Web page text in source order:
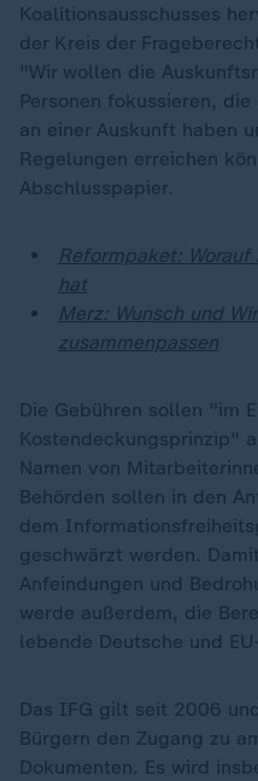
Koalitionsausschusses
der Kreis der
"Wir wollen die
Personen fokussieren,
an einer Auskunft haben
Regelungen erreichen
Abschlusspapier.
Reformpaket:
hat
Merz: Wunsch und
zusammenpassen
Die Gebühren sollen "im
Kostendeckungsprinzip"
Namen von
Behörden sollen in den
dem
geschwärzt werden.
Anfeindungen und
werde außerdem, die
lebende Deutsche und
Das IFG gilt seit 2006
Bürgern den Zugang zu
Dokumenten. Es wird